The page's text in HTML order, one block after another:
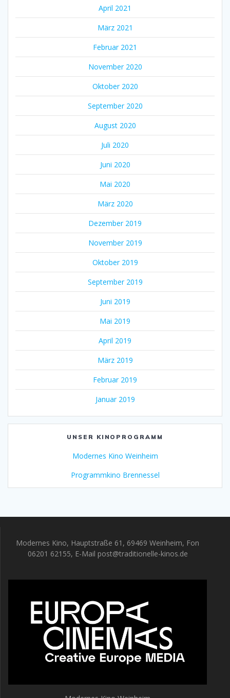
April 2021
März 2021
Februar 2021
November 2020
Oktober 2020
September 2020
August 2020
Juli 2020
Juni 2020
Mai 2020
März 2020
Dezember 2019
November 2019
Oktober 2019
September 2019
Juni 2019
Mai 2019
April 2019
März 2019
Februar 2019
Januar 2019
UNSER KINOPROGRAMM
Modernes Kino Weinheim
Programmkino Brennessel
Modernes Kino, Hauptstraße 61, 69469 Weinheim, Fon
06201 62155, E-Mail post@traditionelle-kinos.de